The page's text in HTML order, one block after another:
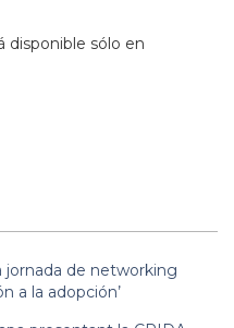
disponible sólo en
jornada de networking
a la adopción’